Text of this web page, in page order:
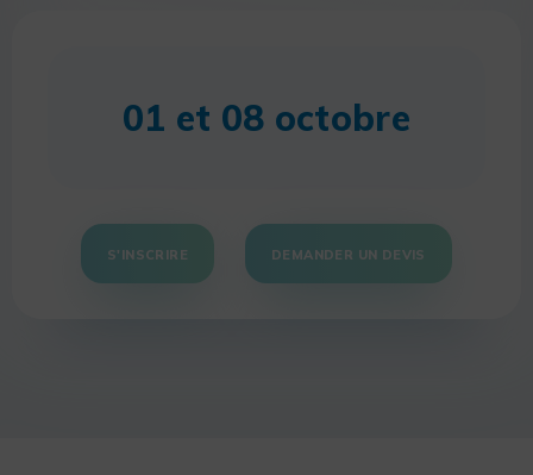
01 et 08 octobre
S'INSCRIRE DEMANDER UN DEVIS